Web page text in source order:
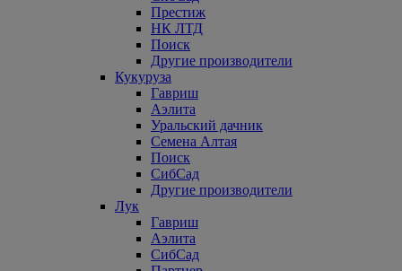
Престиж
НК ЛТД
Поиск
Другие производители
Кукуруза
Гавриш
Аэлита
Уральский дачник
Семена Алтая
Поиск
СибСад
Другие производители
Лук
Гавриш
Аэлита
СибСад